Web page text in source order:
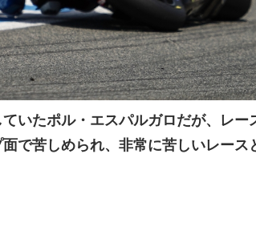
いたポル・エスパルガロだが、レー
で苦しめられ、非常に苦しいレース